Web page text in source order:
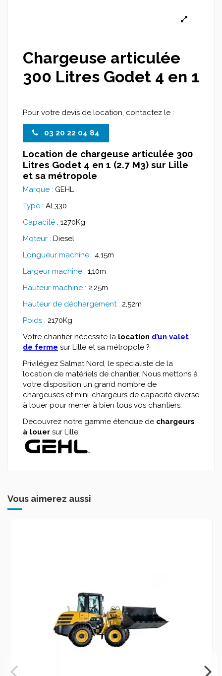
Chargeuse articulée
300 Litres Godet 4 en 1
Pour votre devis de location, contactez le :
03 20 22 04 84
Location de chargeuse articulée 300
Litres Godet 4 en 1 (2.7 M3) sur Lille
et sa métropole
Marque : GEHL
Type : AL330
Capacité : 1270Kg
Moteur : Diesel
Longueur machine : 4,15m
Largeur machine : 1,10m
Hauteur machine : 2,25m
Hauteur de déchargement : 2,52m
Poids : 2170Kg
Votre chantier nécessite la location d’un valet
de ferme sur Lille et sa métropole ?
Privilégiez Salmat Nord, le spécialiste de la
location de matériels de chantier. Nous mettons à
votre disposition un grand nombre de
chargeuses et mini-chargeurs de capacité diverse
à louer pour mener à bien tous vos chantiers.
Découvrez notre gamme étendue de chargeurs
à louer sur Lille.
Vous aimerez aussi